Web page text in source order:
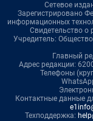
Сетевое
Зарегистрировано
информационных
Свидетельство о
Учредитель:
Главный
Адрес редакции:
Телефоны
Контактные данные
Техподдержка: